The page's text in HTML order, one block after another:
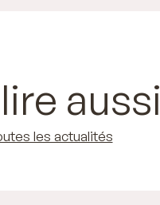
aussi
les actualités